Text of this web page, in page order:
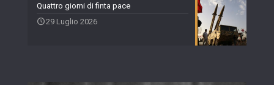
Quattro giorni di finta pace
29 Luglio 2026